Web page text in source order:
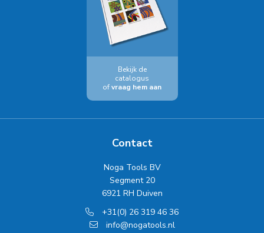
Bekijk de
catalogus
ofvraag hem aan
Contact
Noga Tools BV
Segment 20
6921 RH Duiven
+31(0) 26 319 46 36
info@nogatools.nl